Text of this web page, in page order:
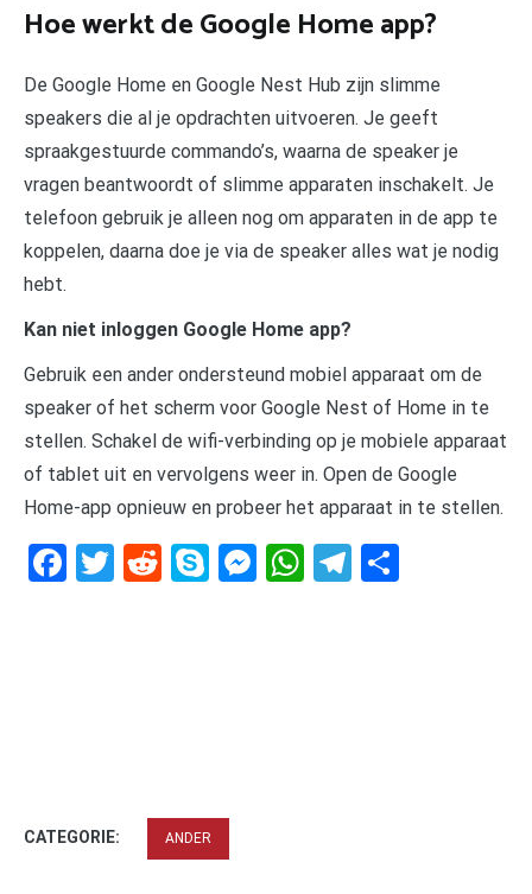
Hoe werkt de Google Home app?
De Google Home en Google Nest Hub zijn slimme
speakers die al je opdrachten uitvoeren. Je geeft
spraakgestuurde commando’s, waarna de speaker je
vragen beantwoordt of slimme apparaten inschakelt. Je
telefoon gebruik je alleen nog om apparaten in de app te
koppelen, daarna doe je via de speaker alles wat je nodig
hebt.
Kan niet inloggen Google Home app?
Gebruik een ander ondersteund mobiel apparaat om de
speaker of het scherm voor Google Nest of Home in te
stellen. Schakel de wifi-verbinding op je mobiele apparaat
of tablet uit en vervolgens weer in. Open de Google
Home-app opnieuw en probeer het apparaat in te stellen.
Facebook
Twitter
RedditSkypeMessenger
WhatsApp
Telegram
CATEGORIE: ANDER